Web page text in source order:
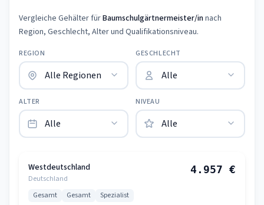
Vergleiche Gehälter fürBaumschulgärtnermeister/innach
Region, Geschlecht, Alter und Qualifikationsniveau.
REGION GESCHLECHT
ALTER NIVEAU
Westdeutschland
Deutschland
4.957 €
Gesamt Gesamt Spezialist